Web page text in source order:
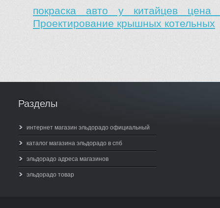
покраска авто у китайцев цена
Проектирование крышных котельных
Разделы
интернет магазин эльдорадо официальный
каталог магазина эльдорадо в спб
эльдорадо адреса магазинов
эльдорадо товар